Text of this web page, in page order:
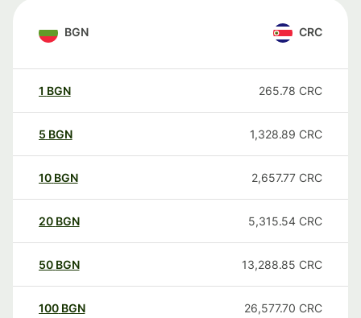
BGN CRC
1 BGN 265.78 CRC
5 BGN 1,328.89 CRC
10 BGN 2,657.77 CRC
20 BGN 5,315.54 CRC
50 BGN 13,288.85 CRC
100 BGN 26,577.70 CRC